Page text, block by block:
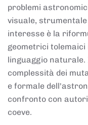
problemi
visuale,
interesse è la
geometrici
linguaggio naturale.
complessità dei
e formale
confronto con
coeve.